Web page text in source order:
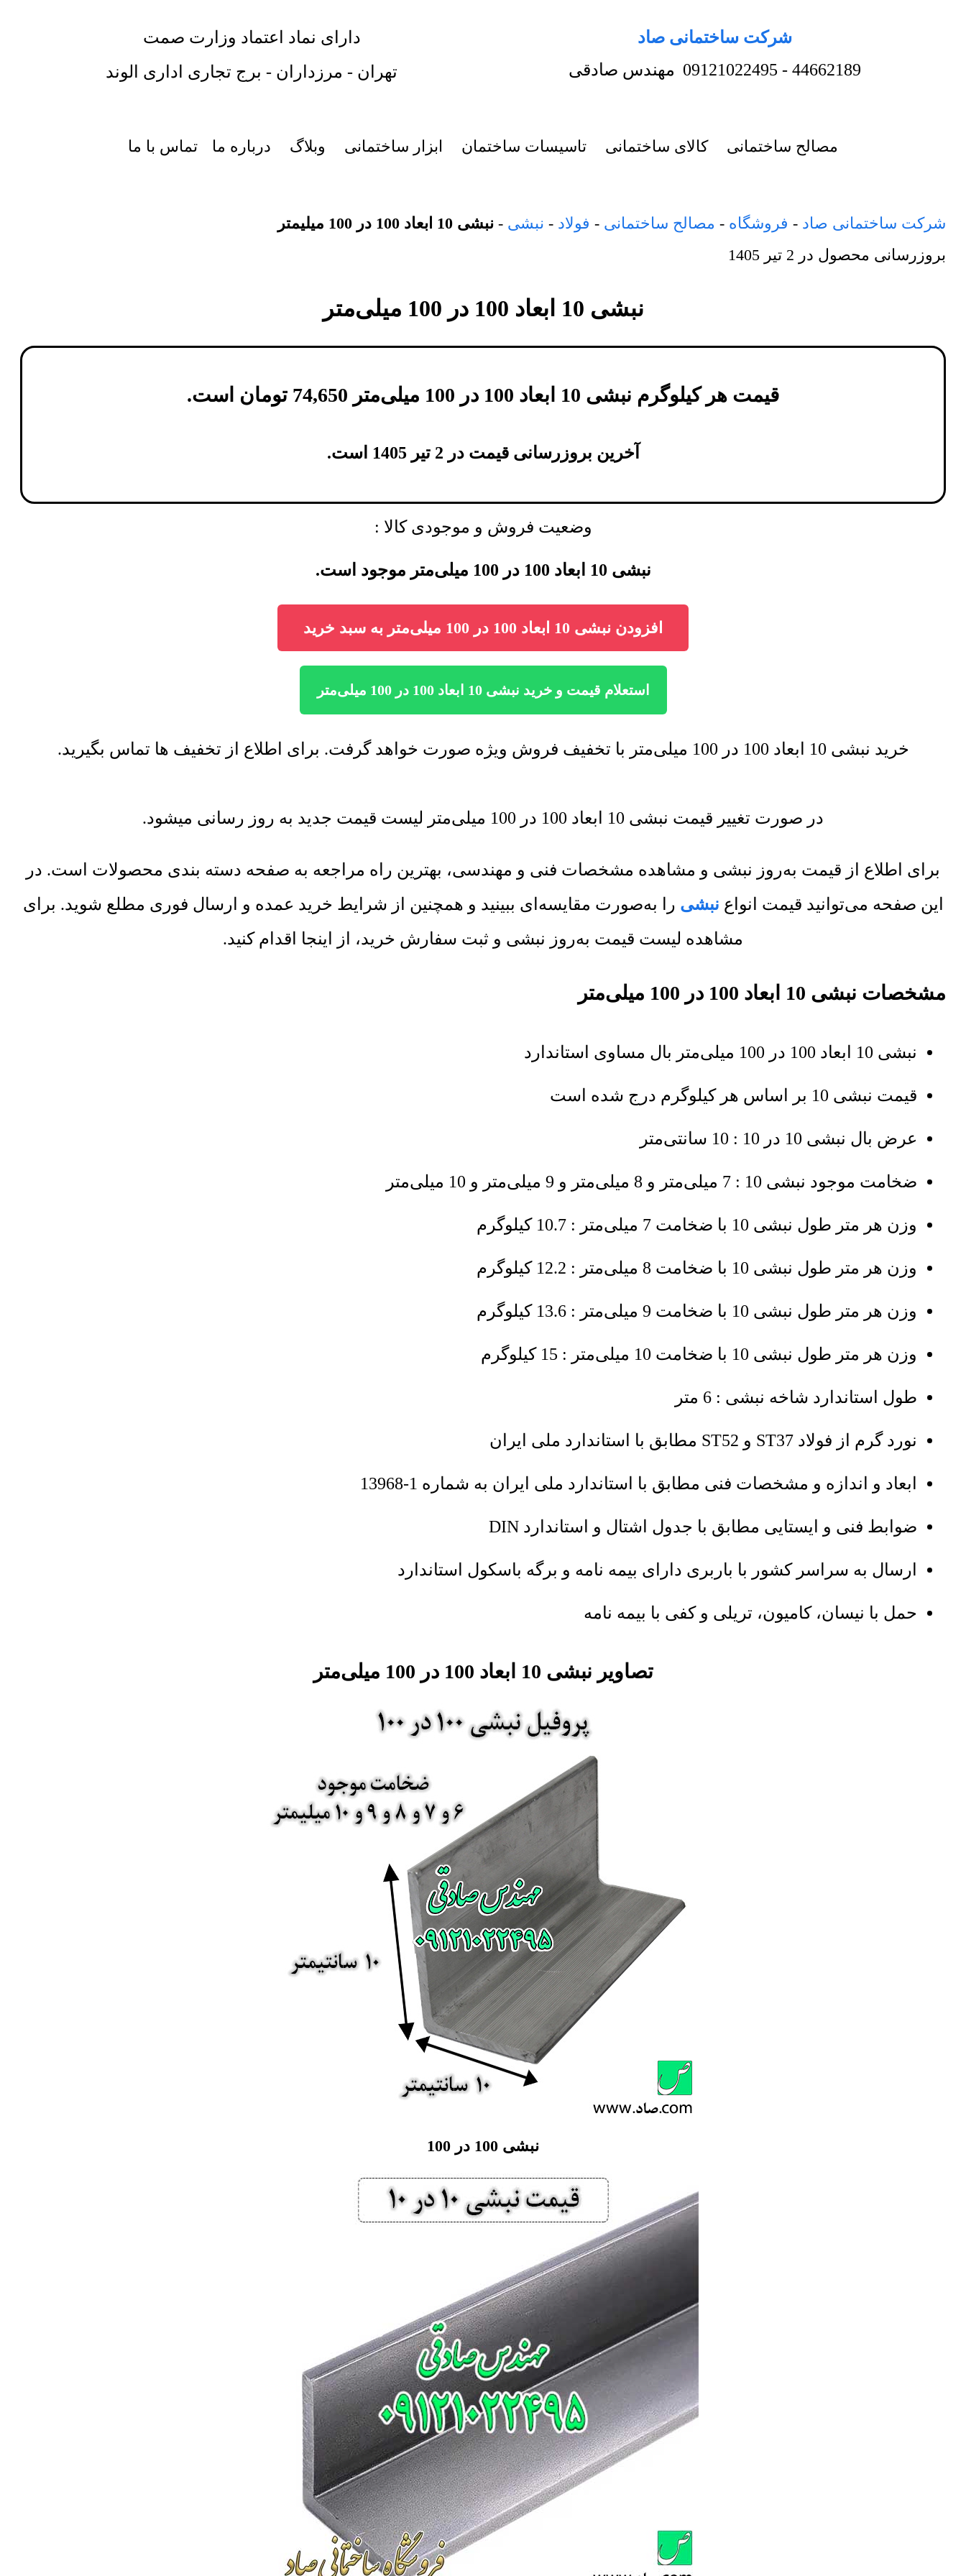
شرکت ساختمانی صاد
دارای نماد اعتماد وزارت صمت
44662189
-
09121022495 مهندس صادقی تهران - مرزداران - برج تجاری اداری الوند
مصالح ساختمانی کالای ساختمانی تاسیسات ساختمان ابزار ساختمانی وبلاگ درباره ما تماس با ما
شرکت ساختمانی صاد - فروشگاه - مصالح ساختمانی - فولاد - نبشی - نبشی 10 ابعاد 100 در 100 میلیمتر
بروزرسانی محصول در 2 تیر 1405
نبشی 10 ابعاد 100 در 100 میلی‌متر
قیمت هر کیلوگرم نبشی 10 ابعاد 100 در 100 میلی‌متر 74,650 تومان است.
آخرین بروزرسانی قیمت در 2 تیر 1405 است.
وضعیت فروش و موجودی کالا :
نبشی 10 ابعاد 100 در 100 میلی‌متر موجود است.
افزودن نبشی 10 ابعاد 100 در 100 میلی‌متر به سبد خرید
استعلام قیمت و خرید نبشی 10 ابعاد 100 در 100 میلی‌متر
خرید نبشی 10 ابعاد 100 در 100 میلی‌متر با تخفیف فروش ویژه صورت خواهد گرفت. برای اطلاع از تخفیف ها تماس بگیرید.
در صورت تغییر قیمت نبشی 10 ابعاد 100 در 100 میلی‌متر لیست قیمت جدید به روز رسانی میشود.
برای اطلاع از قیمت به‌روز نبشی و مشاهده مشخصات فنی و مهندسی، بهترین راه مراجعه به صفحه دسته بندی محصولات است. در
این صفحه می‌توانید قیمت انواع نبشی را به‌صورت مقایسه‌ای ببینید و همچنین از شرایط خرید عمده و ارسال فوری مطلع شوید. برای
مشاهده لیست قیمت به‌روز نبشی و ثبت سفارش خرید، از اینجا اقدام کنید.
مشخصات نبشی 10 ابعاد 100 در 100 میلی‌متر
نبشی 10 ابعاد 100 در 100 میلی‌متر بال مساوی استاندارد
قیمت نبشی 10 بر اساس هر کیلوگرم درج شده است
عرض بال نبشی 10 در 10 : 10 سانتی‌متر
ضخامت موجود نبشی 10 : 7 میلی‌متر و 8 میلی‌متر و 9 میلی‌متر و 10 میلی‌متر
وزن هر متر طول نبشی 10 با ضخامت 7 میلی‌متر : 10.7 کیلوگرم
وزن هر متر طول نبشی 10 با ضخامت 8 میلی‌متر : 12.2 کیلوگرم
وزن هر متر طول نبشی 10 با ضخامت 9 میلی‌متر : 13.6 کیلوگرم
وزن هر متر طول نبشی 10 با ضخامت 10 میلی‌متر : 15 کیلوگرم
طول استاندارد شاخه نبشی : 6 متر
نورد گرم از فولاد ST37 و ST52 مطابق با استاندارد ملی ایران
ابعاد و اندازه و مشخصات فنی مطابق با استاندارد ملی ایران به شماره 1-13968
ضوابط فنی و ایستایی مطابق با جدول اشتال و استاندارد DIN
ارسال به سراسر کشور با باربری دارای بیمه نامه و برگه باسکول استاندارد
حمل با نیسان، کامیون، تریلی و کفی با بیمه نامه
تصاویر نبشی 10 ابعاد 100 در 100 میلی‌متر
نبشی 100 در 100